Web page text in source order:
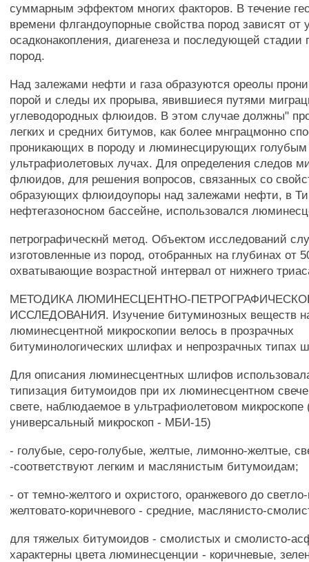
суммарным эффектом многих факторов. В течение
времени флгандоупорные свойства пород зависят от
осадконакопления, диагенеза и последующей стадии
пород.
Над залежами нефти и газа образуются ореолы
порой и следы их прорыва, явившиеся путями
углеводородных флюидов. В этом случае должны"
легких и средних битумов, как более мнграцмонно
проникающих в породу и люминесцирующих голубым
ультрафиолетовых лучах. Для определения следов
флюидов, для решения вопросов, связанных со
образующих флюидоупоры над залежами нефти, в
нефтегазоносном бассейне, использовался
петрографическнй метод. Объектом исследований
изготовленные из пород, отобранных на глубинах от
охватывающие возрастной интервал от нижнего
МЕТОДИКА ЛЮМИНЕСЦЕНТНО-
ИССЛЕДОВАНИЯ. Изучение битуминозных веществ
люминесцентной микроскопии велось в прозрачных
битуминологических шлифах и непрозрачных типах
Для описания люминесцентных шлифов
типизация битумоидов при их люминесцентном
свете, наблюдаемое в ультрафиолетовом микроскопе
универсальный микроскоп - МБИ-15)
- голубые, серо-голубые, желтые, лимонно-желтые,
-соответствуют легким и маслянистым битумоидам;
- от темно-желтого и охристого, оранжевого до
желтовато-коричневого - средние, маслянисто-
для тяжелых битумоидов - смолистых и смолисто-
характерны цвета люминесценции - коричневые,